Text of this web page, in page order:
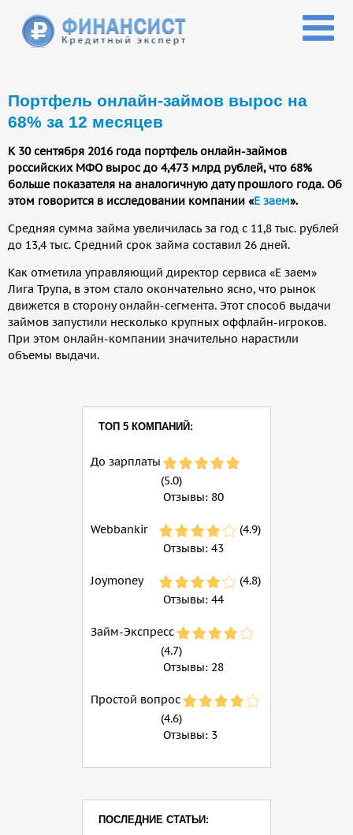
Портфель онлайн-займов вырос на
68% за 12 месяцев
К 30 сентября 2016 года портфель онлайн-займов
российских МФО вырос до 4,473 млрд рублей, что 68%
больше показателя на аналогичную дату прошлого года. Об
этом говорится в исследовании компании «Е заем».
Средняя сумма займа увеличилась за год с 11,8 тыс. рублей
до 13,4 тыс. Средний срок займа составил 26 дней.
Как отметила управляющий директор сервиса «Е заем»
Лига Трупа, в этом стало окончательно ясно, что рынок
движется в сторону онлайн-сегмента. Этот способ выдачи
займов запустили несколько крупных оффлайн-игроков.
При этом онлайн-компании значительно нарастили
объемы выдачи.
ТОП 5 КОМПАНИЙ:
До зарплаты
(5.0)
Отзывы: 80
Webbankir
(4.9)
Отзывы: 43
Joymoney
(4.8)
Отзывы: 44
Займ-Экспресс
(4.7)
Отзывы: 28
Простой вопрос
(4.6)
Отзывы: 3
ПОСЛЕДНИЕ СТАТЬИ: